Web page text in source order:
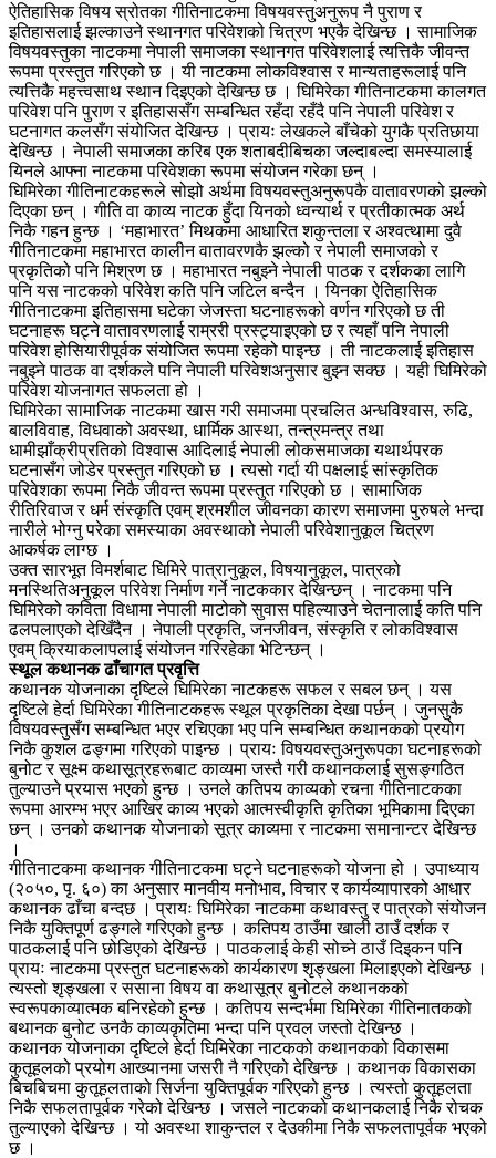
ऐतिहासिक विषय स्रोतका गीतिनाटकमा विषयवस्तुअनुरूप नै पुराण र
इतिहासलाई झल्काउने स्थानगत परिवेशको चित्रण भएकै देखिन्छ । सामाजिक
विषयवस्तुका नाटकमा नेपाली समाजका स्थानगत परिवेशलाई त्यत्तिकै जीवन्त
रूपमा प्रस्तुत गरिएको छ । यी नाटकमा लोकविश्वास र मान्यताहरूलाई पनि
त्यत्तिकै महत्त्वसाथ स्थान दिइएको देखिन्छ छ । घिमिरेका गीतिनाटकमा कालगत
परिवेश पनि पुराण र इतिहाससँग सम्बन्धित रहँदा रहँदै पनि नेपाली परिवेश र
घटनागत कलसँग संयोजित देखिन्छ । प्रायः लेखकले बाँचेको युगकै प्रतिछाया
देखिन्छ । नेपाली समाजका करिब एक शताबदीबिचका जल्दाबल्दा समस्यालाई
यिनले आफ्ना नाटकमा परिवेशका रूपमा संयोजन गरेका छन् ।
घिमिरेका गीतिनाटकहरूले सोझो अर्थमा विषयवस्तुअनुरूपकै वातावरणको झल्को
दिएका छन् । गीति वा काव्य नाटक हुँदा यिनको ध्वन्यार्थ र प्रतीकात्मक अर्थ
निकै गहन हुन्छ । ‘महाभारत’ मिथकमा आधारित शकुन्तला र अश्वत्थामा दुवै
गीतिनाटकमा महाभारत कालीन वातावरणकै झल्को र नेपाली समाजको र
प्रकृतिको पनि मिश्रण छ । महाभारत नबुझ्ने नेपाली पाठक र दर्शकका लागि
पनि यस नाटकको परिवेश कति पनि जटिल बन्दैन । यिनका ऐतिहासिक
गीतिनाटकमा इतिहासमा घटेका जेजस्ता घटनाहरूको वर्णन गरिएको छ ती
घटनाहरू घट्ने वातावरणलाई राम्ररी प्रस्ट्याइएको छ र त्यहाँ पनि नेपाली
परिवेश होसियारीपूर्वक संयोजित रूपमा रहेको पाइन्छ । ती नाटकलाई इतिहास
नबुझ्ने पाठक वा दर्शकले पनि नेपाली परिवेशअनुसार बुझ्न सक्छ । यही घिमिरेको
परिवेश योजनागत सफलता हो ।
घिमिरेका सामाजिक नाटकमा खास गरी समाजमा प्रचलित अन्धविश्वास, रुढि,
बालविवाह, विधवाको अवस्था, धार्मिक आस्था, तन्त्रमन्त्र तथा
धामीझाँक्रीप्रतिको विश्वास आदिलाई नेपाली लोकसमाजका यथार्थपरक
घटनासँग जोडेर प्रस्तुत गरिएको छ । त्यसो गर्दा यी पक्षलाई सांस्कृतिक
परिवेशका रूपमा निकै जीवन्त रूपमा प्रस्तुत गरिएको छ । सामाजिक
रीतिरिवाज र धर्म संस्कृति एवम् श्रमशील जीवनका कारण समाजमा पुरुषले भन्दा
नारीले भोग्नु परेका समस्याका अवस्थाको नेपाली परिवेशानुकूल चित्रण
आकर्षक लाग्छ ।
उक्त सारभूत विमर्शबाट घिमिरे पात्रानुकूल, विषयानुकूल, पात्रको
मनस्थितिअनुकूल परिवेश निर्माण गर्ने नाटककार देखिन्छन् । नाटकमा पनि
घिमिरेको कविता विधामा नेपाली माटोको सुवास पहिल्याउने चेतनालाई कति पनि
ढलपलाएको देखिँदैन । नेपाली प्रकृति, जनजीवन, संस्कृति र लोकविश्वास
एवम् क्रियाकलापलाई संयोजन गरिरहेका भेटिन्छन् ।
स्थूल कथानक ढाँचागत प्रवृत्ति
कथानक योजनाका दृष्टिले घिमिरेका नाटकहरू सफल र सबल छन् । यस
दृष्टिले हेर्दा घिमिरेका गीतिनाटकहरू स्थूल प्रकृतिका देखा पर्छन् । जुनसुकै
विषयवस्तुसँग सम्बन्धित भएर रचिएका भए पनि सम्बन्धित कथानकको प्रयोग
निकै कुशल ढङ्गमा गरिएको पाइन्छ । प्रायः विषयवस्तुअनुरूपका घटनाहरूको
बुनोट र सूक्ष्म कथासूत्रहरूबाट काव्यमा जस्तै गरी कथानकलाई सुसङ्गठित
तुल्याउने प्रयास भएको हुन्छ । उनले कतिपय काव्यको रचना गीतिनाटकका
रूपमा आरम्भ भएर आखिर काव्य भएको आत्मस्वीकृति कृतिका भूमिकामा दिएका
छन् । उनको कथानक योजनाको सूत्र काव्यमा र नाटकमा समानान्टर देखिन्छ
।
गीतिनाटकमा कथानक गीतिनाटकमा घट्ने घटनाहरूको योजना हो । उपाध्याय
(२०५०, पृ. ६०) का अनुसार मानवीय मनोभाव, विचार र कार्यव्यापारको आधार
कथानक ढाँचा बन्दछ । प्रायः घिमिरेका नाटकमा कथावस्तु र पात्रको संयोजन
निकै युक्तिपूर्ण ढङ्गले गरिएको हुन्छ । कतिपय ठाउँमा खाली ठाउँ दर्शक र
पाठकलाई पनि छोडिएको देखिन्छ । पाठकलाई केही सोच्ने ठाउँ दिइकन पनि
प्रायः नाटकमा प्रस्तुत घटनाहरूको कार्यकारण शृङ्खला मिलाइएको देखिन्छ ।
त्यस्तो शृङ्खला र ससाना विषय वा कथासूत्र बुनोटले कथानकको
स्वरूपकाव्यात्मक बनिरहेको हुन्छ । कतिपय सन्दर्भमा घिमिरेका गीतिनातकको
बथानक बुनोट उनकै काव्यकृतिमा भन्दा पनि प्रवल जस्तो देखिन्छ ।
कथानक योजनाका दृष्टिले हेर्दा घिमिरेका नाटकको कथानकको विकासमा
कुतूहलको प्रयोग आख्यानमा जसरी नै गरिएको देखिन्छ । कथानक विकासका
बिचबिचमा कुतूहलताको सिर्जना युक्तिपूर्वक गरिएको हुन्छ । त्यस्तो कुतूहलता
निकै सफलतापूर्वक गरेको देखिन्छ । जसले नाटकको कथानकलाई निकै रोचक
तुल्याएको देखिन्छ । यो अवस्था शाकुन्तल र देउकीमा निकै सफलतापूर्वक भएको
छ ।